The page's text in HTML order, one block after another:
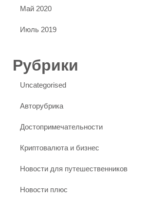
Май 2020
Июль 2019
Рубрики
Uncategorised
Авторубрика
Достопримечательности
Криптовалюта и бизнес
Новости для путешественников
Новости плюс